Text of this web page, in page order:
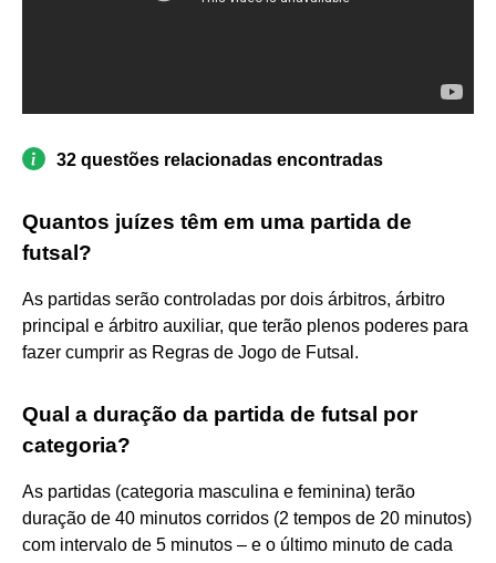
32 questões relacionadas encontradas
Quantos juízes têm em uma partida de
futsal?
As partidas serão controladas por dois árbitros, árbitro
principal e árbitro auxiliar, que terão plenos poderes para
fazer cumprir as Regras de Jogo de Futsal.
Qual a duração da partida de futsal por
categoria?
As partidas (categoria masculina e feminina) terão
duração de 40 minutos corridos (2 tempos de 20 minutos)
com intervalo de 5 minutos – e o último minuto de cada